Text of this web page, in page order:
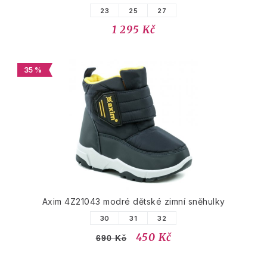
23 25 27
1 295 Kč
35 %
Axim 4Z21043 modré dětské zimní sněhulky
30 31 32
690 Kč 450 Kč